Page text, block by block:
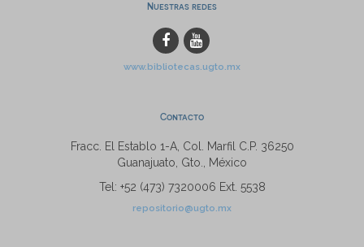
Nuestras redes
www.bibliotecas.ugto.mx
Contacto
Fracc. El Establo 1-A, Col. Marfil C.P. 36250
Guanajuato, Gto., México
Tel: +52 (473) 7320006 Ext. 5538
repositorio@ugto.mx